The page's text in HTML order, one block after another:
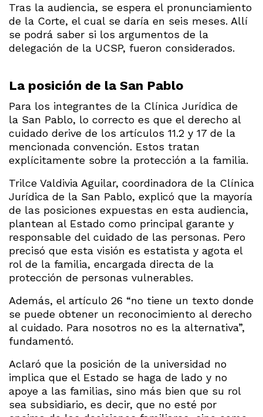
Tras la audiencia, se espera el pronunciamiento
de la Corte, el cual se daría en seis meses. Allí
se podrá saber si los argumentos de la
delegación de la UCSP, fueron considerados.
La posición de la San Pablo
Para los integrantes de la Clínica Jurídica de
la San Pablo, lo correcto es que el derecho al
cuidado derive de los artículos 11.2 y 17 de la
mencionada convención. Estos tratan
explícitamente sobre la protección a la familia.
Trilce Valdivia Aguilar, coordinadora de la Clínica
Jurídica de la San Pablo, explicó que la mayoría
de las posiciones expuestas en esta audiencia,
plantean al Estado como principal garante y
responsable del cuidado de las personas. Pero
precisó que esta visión es estatista y agota el
rol de la familia, encargada directa de la
protección de personas vulnerables.
Además, el artículo 26 “no tiene un texto donde
se puede obtener un reconocimiento al derecho
al cuidado. Para nosotros no es la alternativa”,
fundamentó.
Aclaró que la posición de la universidad no
implica que el Estado se haga de lado y no
apoye a las familias, sino más bien que su rol
sea subsidiario, es decir, que no esté por